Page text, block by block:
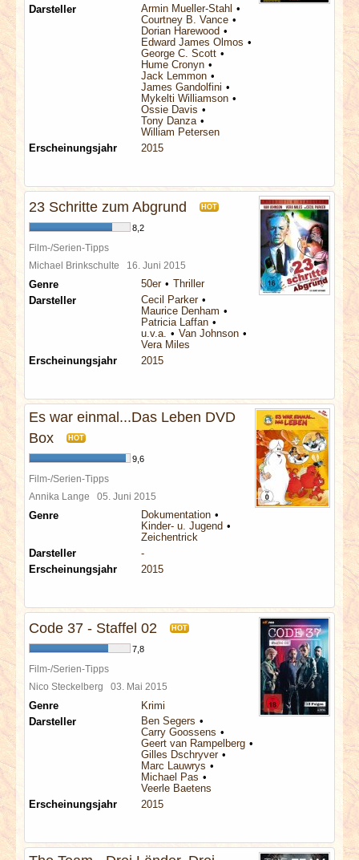
Darsteller
Armin Mueller-Stahl
Courtney B. Vance
Dorian Harewood
Edward James Olmos
George C. Scott
Hume Cronyn
Jack Lemmon
James Gandolfini
Mykelti Williamson
Ossie Davis
Tony Danza
William Petersen
Erscheinungsjahr
2015
23 Schritte zum Abgrund HOT
8,2
Film-/Serien-Tipps
Michael Brinkschulte 16. Juni 2015
Genre 50er
Thriller
Darsteller
Cecil Parker
Maurice Denham
Patricia Laffan
u.v.a.
Van Johnson
Vera Miles
Erscheinungsjahr
2015
Es war einmal...Das Leben DVD
Box
HOT
9,6
Film-/Serien-Tipps
Annika Lange 05. Juni 2015
Genre
Dokumentation
Kinder- u. Jugend
Zeichentrick
Darsteller
-
Erscheinungsjahr
2015
Code 37 - Staffel 02 HOT
7,8
Film-/Serien-Tipps
Nico Steckelberg 03. Mai 2015
Genre
Krimi
Darsteller
Ben Segers
Carry Goossens
Geert van Rampelberg
Gilles Dschryver
Marc Lauwrys
Michael Pas
Veerle Baetens
Erscheinungsjahr
2015